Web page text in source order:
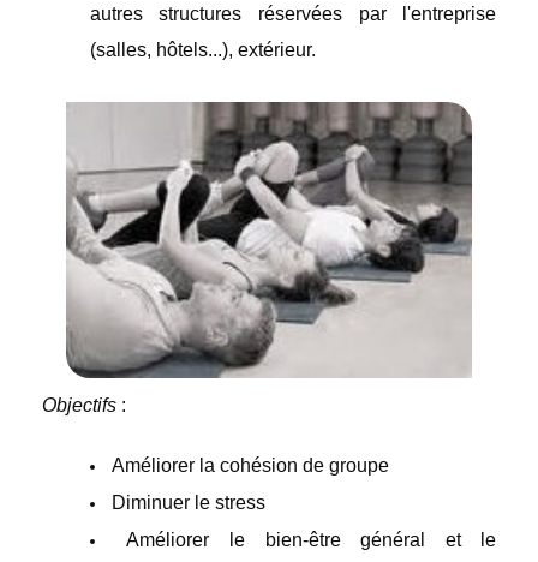
autres structures réservées par l'entreprise
(salles, hôtels...), extérieur.
Objectifs:
Améliorer la cohésion de groupe
Diminuer le stress
Améliorer le bien-être général et le